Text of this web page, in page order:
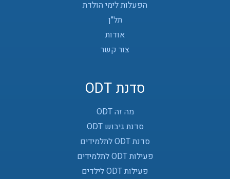
הפעלות לימי הולדת
תל"ן
אודות
צור קשר
סדנת ODT
מה זה ODT
סדנת גיבוש ODT
סדנת ODT לתלמידים
פעילות ODT לתלמידים
פעילות ODT לילדים